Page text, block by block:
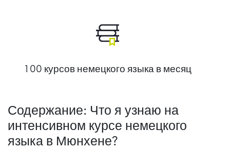
100 курсов немецкого языка в месяц
Содержание: Что я узнаю на
интенсивном курсе немецкого
языка в Мюнхене?